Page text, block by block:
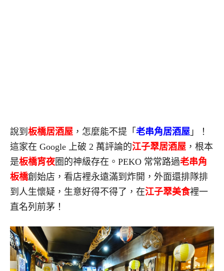
說到 板橋居酒屋 ，怎麼能不提「 老串角居酒屋 」！
這家在 Google 上破 2 萬評論的江子翠居酒屋 ，根本
是板橋宵夜圈的神級存在。PEKO 常常路過老串角
板橋創始店，看店裡永遠滿到炸開，外面還排隊排
到人生懷疑，生意好得不得了，在江子翠美食裡一
直名列前茅！